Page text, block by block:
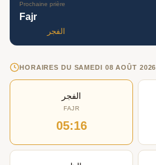
Prochaine prière
Fajr
الفجر
HORAIRES DU SAMEDI 08 AOÛT 2026
الفجر
FAJR
05:16